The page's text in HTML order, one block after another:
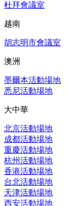
杜拜會議室
越南
胡志明市會議室
澳洲
墨爾本活動場地
悉尼活動場地
大中華
北京活動場地
成都活動場地
重慶活動場地
杭州活動場地
香港活動場地
台北活動場地
天津活動場地
西安活動場地